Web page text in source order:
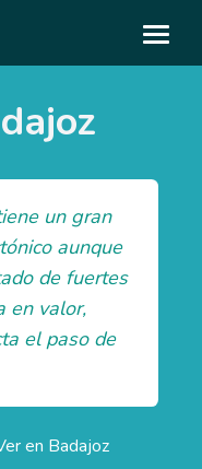
un gran
aunque
de fuertes
en valor,
el paso de
en Badajoz